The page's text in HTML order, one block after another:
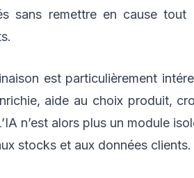
sans remettre en cause
est particulièrement
aide au choix produit,
n’est alors plus un module
stocks et aux données clients.